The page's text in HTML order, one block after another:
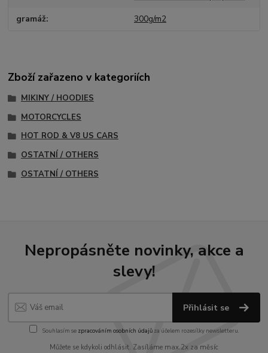
gramáž 300g/m2
Zboží zařazeno v kategoriích
MIKINY / HOODIES
MOTORCYCLES
HOT ROD & V8 US CARS
OSTATNÍ / OTHERS
OSTATNÍ / OTHERS
Nepropásněte novinky, akce a
slevy!
Přihlásit se
Souhlasím se zpracováním osobních údajůza účelem rozesílky newsletteru.
Můžete se kdykoli odhlásit. Zasíláme max.2x za měsíc